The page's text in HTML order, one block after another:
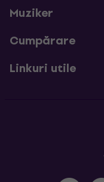
Muziker
Cumpărare
Linkuri utile